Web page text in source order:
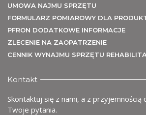
UMOWA NAJMU SPRZĘTU
FORMULARZ POMIAROWY DLA
PFRON DODATKOWE INFORMACJE
ZLECENIE NA ZAOPATRZENIE
CENNIK WYNAJMU SPRZĘTU
Kontakt
Skontaktuj się z nami, a z przyjemnością
Twoje pytania.